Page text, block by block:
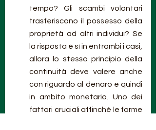
tempo? Gli scambi volontari
trasferiscono il possesso della
proprietà ad altri individui? Se
la risposta è sì in entrambi i casi,
allora lo stesso principio della
continuità deve valere anche
con riguardo al denaro e quindi
in ambito monetario. Uno dei
fattori cruciali affinché le forme